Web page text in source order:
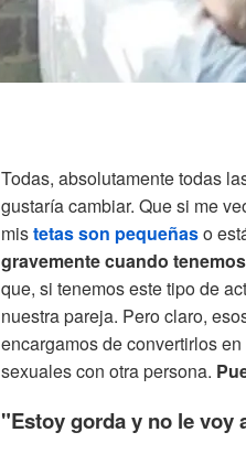
Todas, absolutamente todas
gustaría cambiar. Que si me
mistetas son pequeñaso
gravemente cuando
que, si tenemos este tipo de
nuestra pareja. Pero claro,
encargamos de convertirlos
sexuales con otra persona.
"Estoy gorda y no le voy